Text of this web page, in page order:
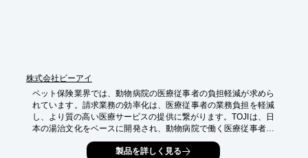
株式会社ビーアイ
ペット保険業界では、動物病院の医療従事者の負担軽減が求めら
れています。請求業務の効率化は、医療従事者の業務負担を軽減
し、より質の高い医療サービスの提供に繋がります。TOJIは、日
本の湯治文化をベースに開発され、動物病院で働く医療従事者の
疲労回復とコンディション維持をサポートします。これにより、
医療従事者は心身ともに健康な状態で業務に臨むことができ、結
製品を詳しく見る